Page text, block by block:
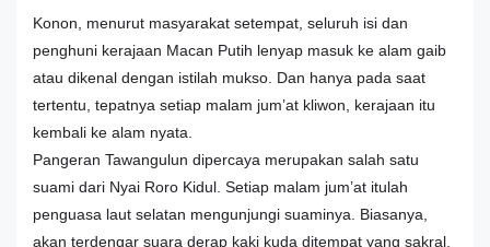
Konon, menurut masyarakat setempat, seluruh isi dan
penghuni kerajaan Macan Putih lenyap masuk ke alam gaib
atau dikenal dengan istilah mukso. Dan hanya pada saat
tertentu, tepatnya setiap malam jum’at kliwon, kerajaan itu
kembali ke alam nyata.
Pangeran Tawangulun dipercaya merupakan salah satu
suami dari Nyai Roro Kidul. Setiap malam jum’at itulah
penguasa laut selatan mengunjungi suaminya. Biasanya,
akan terdengar suara derap kaki kuda ditempat yang sakral.